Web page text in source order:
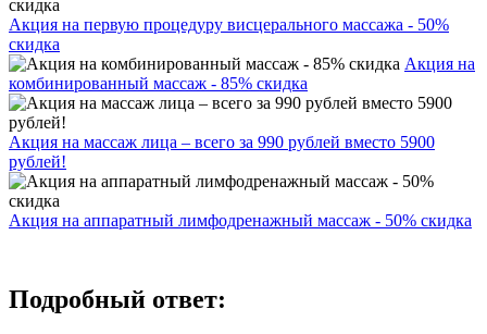
Акция на первую процедуру висцерального массажа - 50%
скидка
Акция на
комбинированный массаж - 85% скидка
Акция на массаж лица – всего за 990 рублей вместо 5900
рублей!
Акция на аппаратный лимфодренажный массаж - 50% скидка
Подробный ответ: